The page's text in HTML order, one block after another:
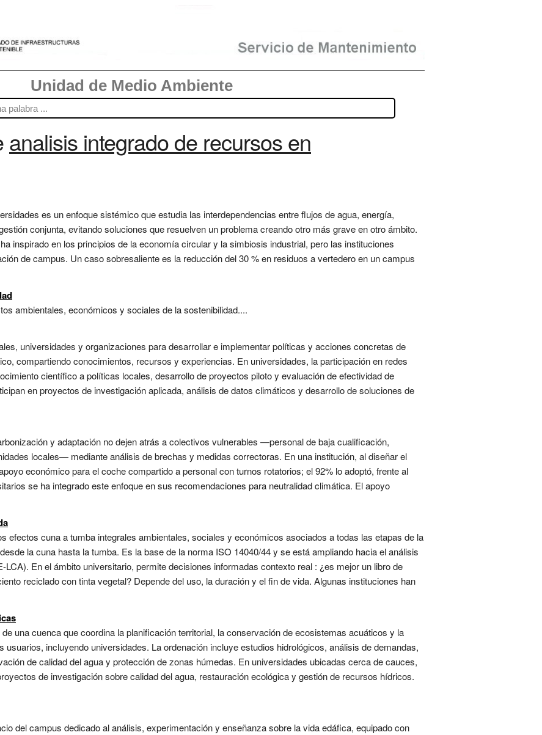
Unidad de Medio Ambiente
analisis integrado de recursos en
es un enfoque sistémico que estudia las interdependencias entre flujos de agua, energía,
conjunta, evitando soluciones que resuelven un problema creando otro más grave en otro ámbito.
inspirado en los principios de la economía circular y la simbiosis industrial, pero las instituciones
de campus. Un caso sobresaliente es la reducción del 30 % en residuos a vertedero en un campus
ambientales, económicos y sociales de la sostenibilidad....
universidades y organizaciones para desarrollar e implementar políticas y acciones concretas de
compartiendo conocimientos, recursos y experiencias. En universidades, la participación en redes
científico a políticas locales, desarrollo de proyectos piloto y evaluación de efectividad de
en proyectos de investigación aplicada, análisis de datos climáticos y desarrollo de soluciones de
y adaptación no dejen atrás a colectivos vulnerables —personal de baja cualificación,
locales— mediante análisis de brechas y medidas correctoras. En una institución, al diseñar el
económico para el coche compartido a personal con turnos rotatorios; el 92% lo adoptó, frente al
se ha integrado este enfoque en sus recomendaciones para neutralidad climática. El apoyo
efectos cuna a tumba integrales ambientales, sociales y económicos asociados a todas las etapas de la
la cuna hasta la tumba. Es la base de la norma ISO 14040/44 y se está ampliando hacia el análisis
En el ámbito universitario, permite decisiones informadas contexto real : ¿es mejor un libro de
reciclado con tinta vegetal? Depende del uso, la duración y el fin de vida. Algunas instituciones han
una cuenca que coordina la planificación territorial, la conservación de ecosistemas acuáticos y la
usuarios, incluyendo universidades. La ordenación incluye estudios hidrológicos, análisis de demandas,
de calidad del agua y protección de zonas húmedas. En universidades ubicadas cerca de cauces,
de investigación sobre calidad del agua, restauración ecológica y gestión de recursos hídricos.
del campus dedicado al análisis, experimentación y enseñanza sobre la vida edáfica, equipado con